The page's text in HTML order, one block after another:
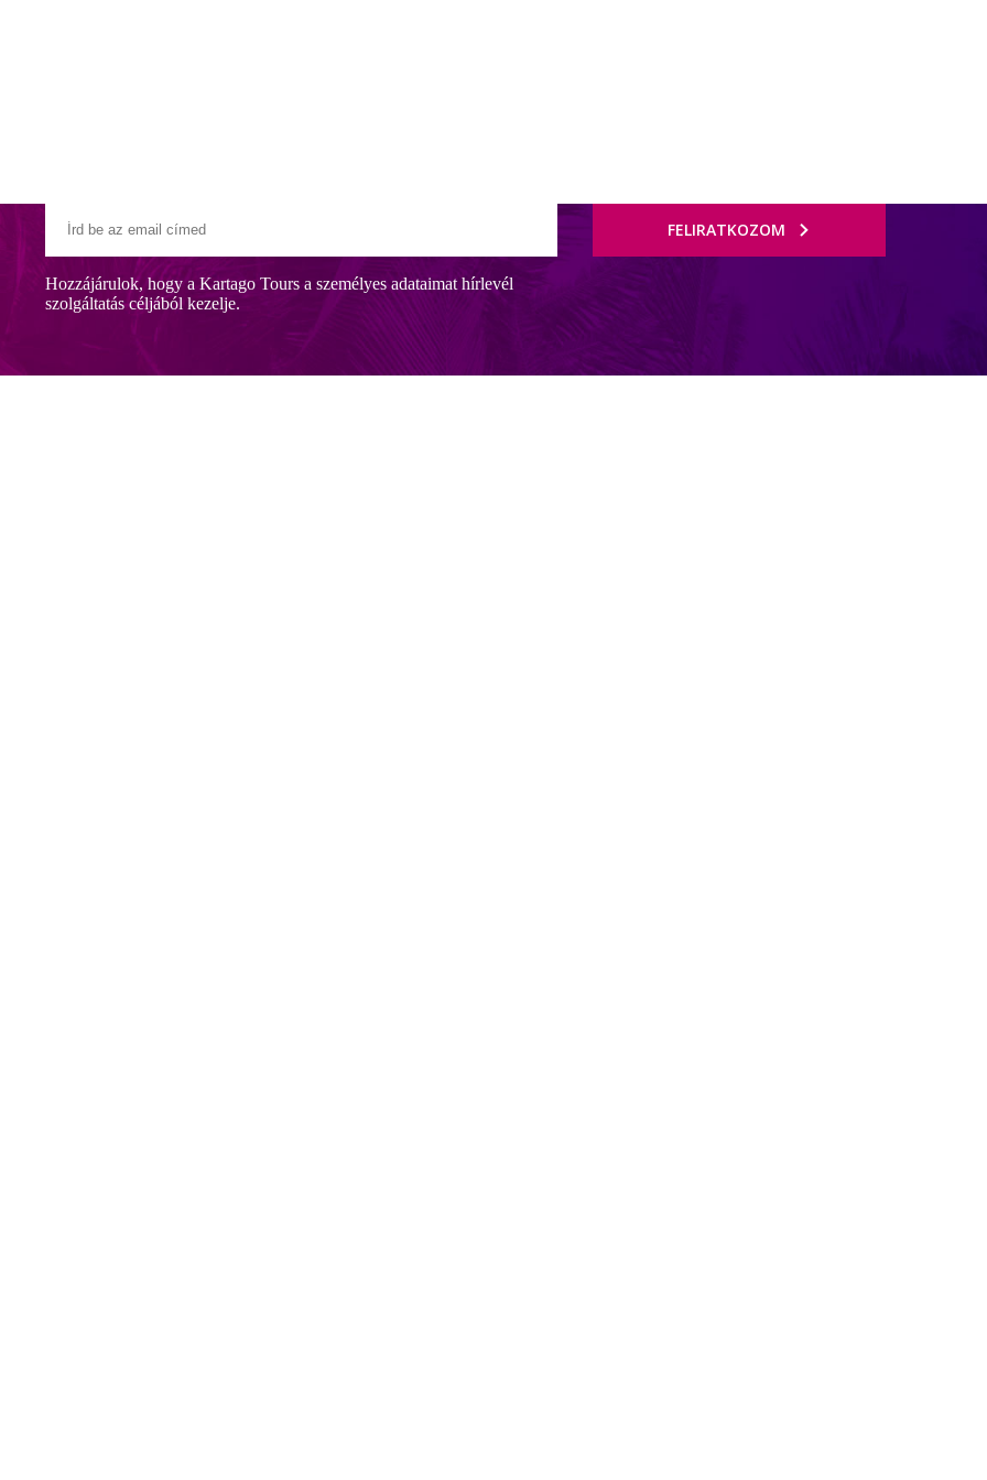
Marbellától (Estepona kb. 10 km, Malaga kb. 70 km). A legközelebbi strand körülbelül 8 km-re található a szállodától. A repülőtér
0 m-re található.
a nap 24 órájában nyitva tartó recepció (bejelentkezés 14:00 órától lehetséges, kijelentkezés 12:00 óráig lehetséges) és parkoló (ingyenes).
szállodától.
járhat. Egyes szolgáltatások az évszaktól és a helyi éghajlati viszonyoktól függenek. Nyelvek: angol, német és spanyol.
és létesítményeket bezárnak vagy korlátozásokkal kínálnak. A változtatások előzetes értesítés nélkül is alkalmazhatók.
Hozzájárulok, hogy a Kartago Tours a személyes adataimat hírlevél
szolgáltatás céljából kezelje.
FELIRATKOZOM